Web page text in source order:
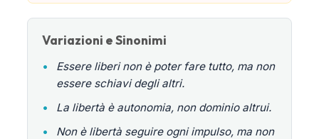
Variazioni e Sinonimi
•
Essere liberi non è poter fare tutto, ma non
essere schiavi degli altri.
•
La libertà è autonomia, non dominio altrui.
•
Non è libertà seguire ogni impulso, ma non